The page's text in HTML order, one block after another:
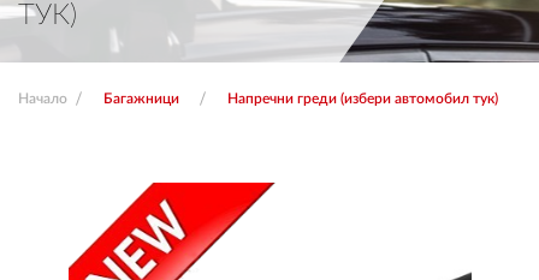
ТУК)
Начало Багажници Напречни греди (избери автомобил тук)
ХЛАДИЛНИ ЧАНТИ
ВАУЧЕР ЗА ПОДАРЪК